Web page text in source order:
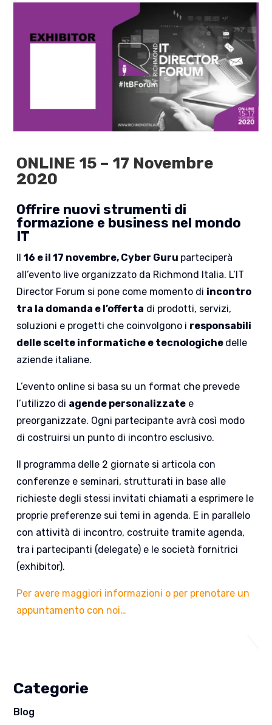
Categorie
Blog
ONLINE 15 – 17 Novembre
2020
Offrire nuovistrumenti di
formazione e business nel mondo
IT
Il16 e il 17 novembre, Cyber Guru parteciperà
all’evento live organizzato da Richmond Italia. L’IT
Director Forum si pone come momento di incontro
tra la domanda e l’offerta di prodotti, servizi,
soluzioni e progetti che coinvolgono i responsabili
delle scelte informatiche e tecnologiche delle
aziende italiane.
L’evento online si basa su un format che prevede
l’utilizzo di agende personalizzate e
preorganizzate. Ogni partecipante avrà così modo
di costruirsi un punto di incontro esclusivo.
Il programma delle 2 giornate si articola con
conferenze e seminari, strutturati in base alle
richieste degli stessi invitati chiamati a esprimere le
proprie preferenze sui temi in agenda. E in parallelo
con attività di incontro, costruite tramite agenda,
tra i partecipanti (delegate) e le società fornitrici
(exhibitor).
Per avere maggiori informazioni o per prenotare un
appuntamento con noi…